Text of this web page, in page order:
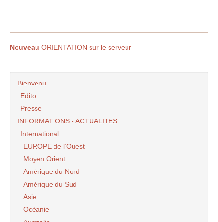
Nouveau ORIENTATION sur le serveur
Bienvenu
Edito
Presse
INFORMATIONS - ACTUALITES
International
EUROPE de l’Ouest
Moyen Orient
Amérique du Nord
Amérique du Sud
Asie
Océanie